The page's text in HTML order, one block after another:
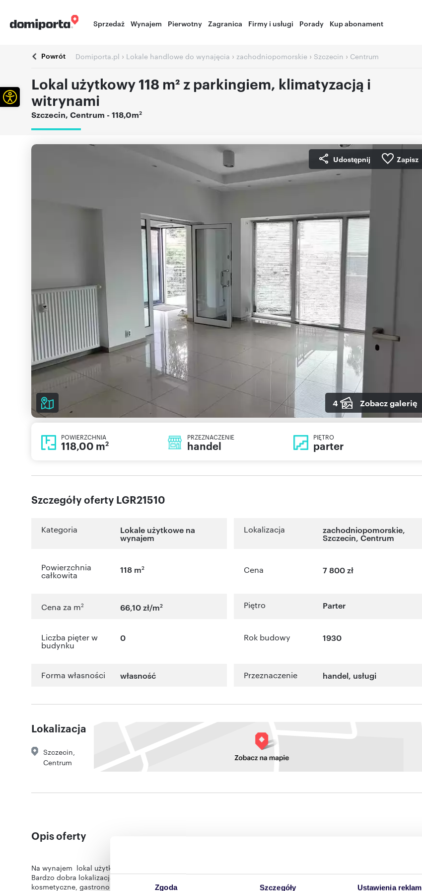
Zgoda Szczegóły Ustawienia reklam
Sprzedaż Wynajem Pierwotny Zagranica Firmy i usługi Porady Kup abonament
Powrót Domiporta.pl › Lokale handlowe do wynajęcia › zachodniopomorskie › Szczecin › Centrum
Lokal użytkowy 118 m² z parkingiem, klimatyzacją i
witrynami
Szczecin, Centrum - 118,0m2
Udostępnij Zapisz
4 Zobacz galerię
POWIERZCHNIA
118,00 m2
PRZEZNACZENIE
handel
PIĘTRO
parter
Szczegóły oferty LGR21510
Kategoria Lokale użytkowe na
wynajem
Lokalizacja zachodniopomorskie,
Szczecin,Centrum
Powierzchnia
całkowita
118 m2 Cena 7 800 zł
Cena za m2 66,10 zł/m2 Piętro Parter
Liczba pięter w
budynku
0 Rok budowy 1930
Forma własności własność Przeznaczenie handel, usługi
Lokalizacja
Szczecin
Centrum
Opis oferty
Na wynajem lokal użytkowy wraz z placem parkingowym bezpośrednio przed lokalem.
Bardzo dobra lokalizacja sprawia, że lokal idealnie nadaje się na prowadzenie działalność handlową, gabinety
kosmetyczne, gastronomię lub różnego rodzaju inne usługi.
Otwórz pasek narzędzi